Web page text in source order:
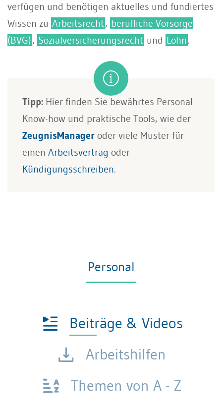
verfügen und benötigen aktuelles und fundiertes
Wissen zu Arbeitsrecht, berufliche Vorsorge
(BVG), Sozialversicherungsrecht und Lohn.
Tipp: Hier finden Sie bewährtes Personal
Know-how und praktische Tools, wie der
ZeugnisManager oder viele Muster für
einen Arbeitsvertrag oder
Kündigungsschreiben.
Personal
Beiträge & Videos
Arbeitshilfen
Themen von A - Z